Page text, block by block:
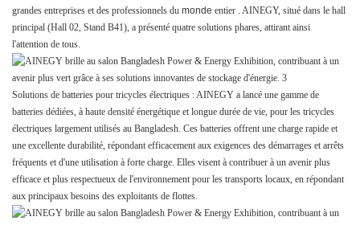
grandes entreprises et des professionnels du monde entier
. AINEGY, situé dans le hall
principal (Hall 02, Stand B41), a présenté quatre solutions phares, attirant ainsi
l'attention de tous.
Solutions de batteries pour tricycles électriques : AINEGY a lancé une gamme de
batteries dédiées, à haute densité énergétique et longue durée de vie, pour les tricycles
électriques largement utilisés au Bangladesh. Ces batteries offrent une charge rapide et
une excellente durabilité, répondant efficacement aux exigences des démarrages et arrêts
fréquents et d'une utilisation à forte charge. Elles visent à contribuer à un avenir plus
efficace et plus respectueux de l'environnement pour les transports locaux, en répondant
aux principaux besoins des exploitants de flottes.